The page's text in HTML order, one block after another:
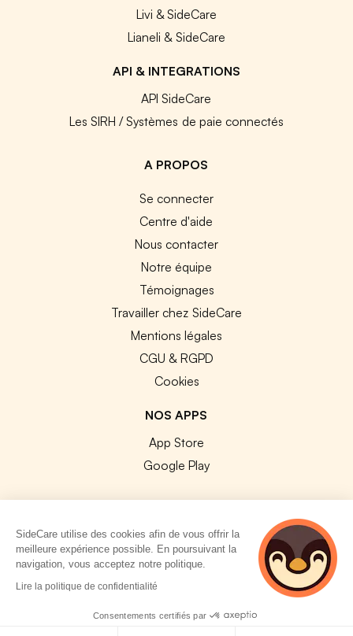
Livi & SideCare
Lianeli & SideCare
API & INTEGRATIONS
API SideCare
Les SIRH / Systèmes de paie connectés
A PROPOS
Se connecter
Centre d'aide
Nous contacter
Notre équipe
Témoignages
Travailler chez SideCare
Mentions légales
CGU & RGPD
Cookies
NOS APPS
App Store
Google Play
© 2026 SideCare. Tous droits réservés.
SideCare utilise des cookies afin de vous offrir la
meilleure expérience possible. En poursuivant la
navigation, vous acceptez notre politique.
Lire la politique de confidentialité
Consentements certifiés par
3 personnes
consultent
actuellement cette